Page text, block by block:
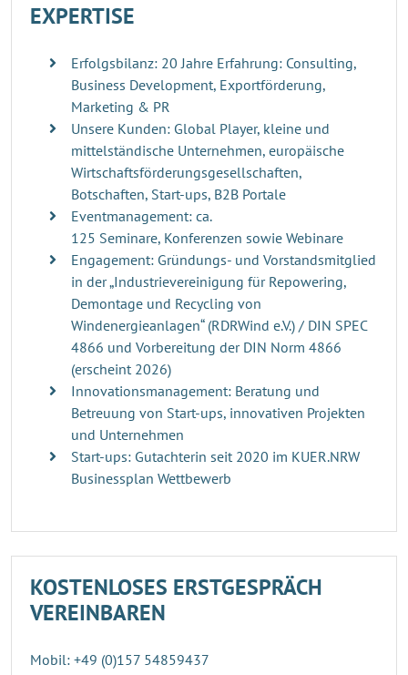
EXPERTISE
Erfolgsbilanz: 20 Jahre Erfahrung: Consulting,
Business Development, Exportförderung,
Marketing & PR
Unsere Kunden: Global Player, kleine und
mittelständische Unternehmen, europäische
Wirtschaftsförderungsgesellschaften,
Botschaften, Start-ups, B2B Portale
Eventmanagement: ca.
125 Seminare, Konferenzen sowie Webinare
Engagement: Gründungs- und Vorstandsmitglied
in der „Industrievereinigung für Repowering,
Demontage und Recycling von
Windenergieanlagen“ (RDRWind e.V.) / DIN SPEC
4866 und Vorbereitung der DIN Norm 4866
(erscheint 2026)
Innovationsmanagement: Beratung und
Betreuung von Start-ups, innovativen Projekten
und Unternehmen
Start-ups: Gutachterin seit 2020 im KUER.NRW
Businessplan Wettbewerb
KOSTENLOSES ERSTGESPRÄCH
VEREINBAREN
Mobil: +49 (0)157 54859437